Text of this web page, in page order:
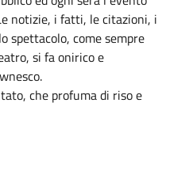
notizie, i fatti, le citazioni, i
spettacolo, come sempre
si fa onirico e
che profuma di riso e